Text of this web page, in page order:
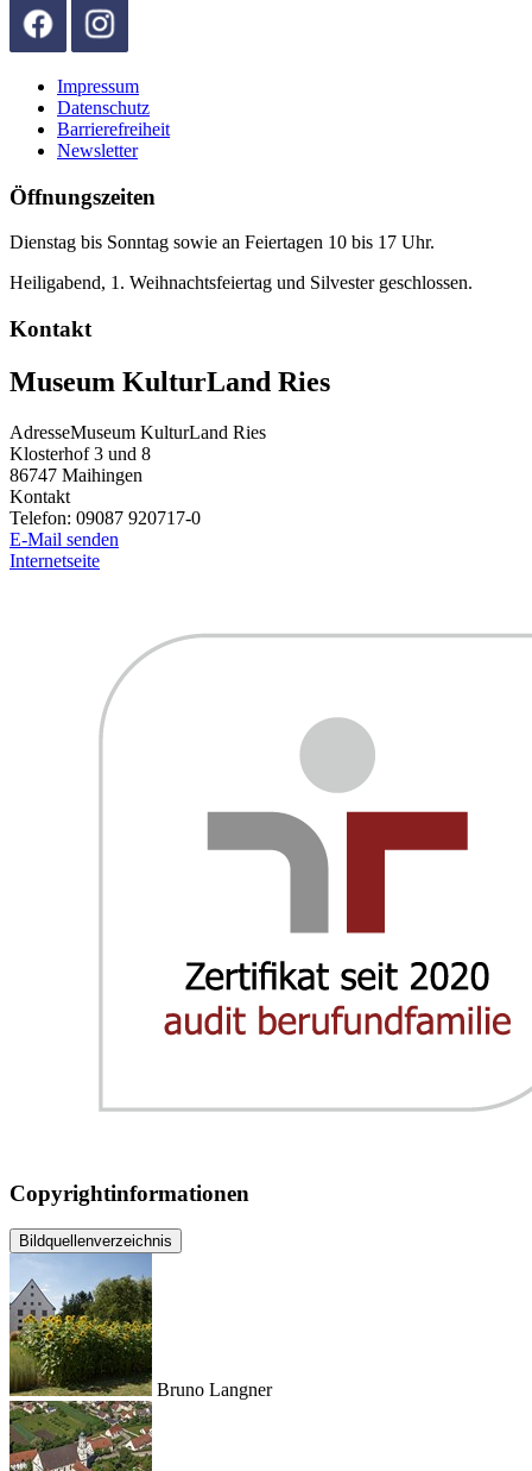
Impressum
Datenschutz
Barrierefreiheit
Newsletter
Öffnungszeiten
Dienstag bis Sonntag sowie an Feiertagen 10 bis 17 Uhr.
Heiligabend, 1. Weihnachtsfeiertag und Silvester geschlossen.
Kontakt
Museum KulturLand Ries
AdresseMuseum KulturLand Ries
Klosterhof 3 und 8
86747 Maihingen
Kontakt
Telefon: 09087 920717-0
E-Mail senden
Internetseite
Copyrightinformationen
Bildquellenverzeichnis
Bruno Langner